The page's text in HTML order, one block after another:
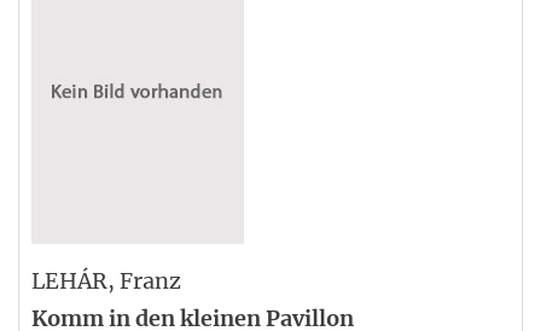
LEHÁR, Franz
Komm in den kleinen Pavillon